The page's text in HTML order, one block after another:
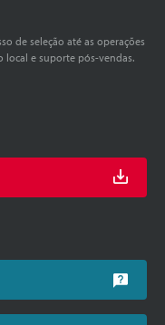
de seleção até as operações
local e suporte pós-vendas.